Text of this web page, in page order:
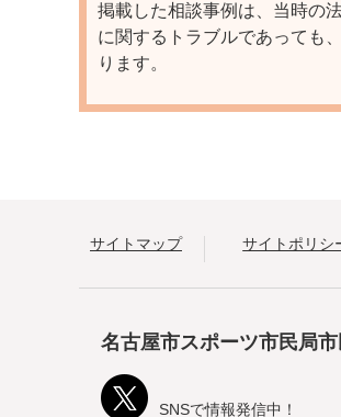
掲載した相談事例は、当時の
に関するトラブルであっても
ります。
サイトマップ サイトポリシ
名古屋市スポーツ市民局
SNSで情報発信中！